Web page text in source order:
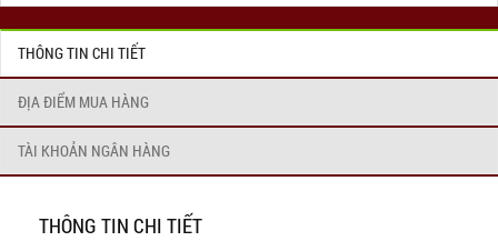
THÔNG TIN CHI TIẾT
ĐỊA ĐIỂM MUA HÀNG
TÀI KHOẢN NGÂN HÀNG
THÔNG TIN CHI TIẾT